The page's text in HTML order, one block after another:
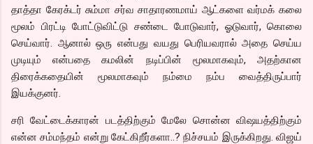
தாத்தா கேரக்டர் சும்மா சர்வ சாதாரணமாய் ஆட்களை வர்மக் கலை
மூலம் பிரட்டி போட்டுவிட்டு சண்டை போடுவார், ஓடுவார், கொலை
செய்வார். ஆனால் ஒரு என்பது வயது பெரியவரால் அதை செய்ய
முடியும் என்பதை கமலின் நடிப்பின் மூலமாகவும், அதற்கான
திரைக்கதையின் மூலமாகவும் நம்மை நம்ப வைத்திருப்பார்
இயக்குனர்.
சரி வேட்டைக்காரன் படத்திற்கும் மேலே சொன்ன விஷயத்திற்கும்
என்ன சம்மந்தம் என்று கேட்கிறீர்களா..? நிச்சயம் இருக்கிறது. விஜய்